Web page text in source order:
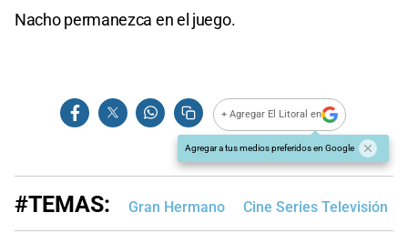
Nacho permanezca en el juego.
+ Agregar El Litoral en
Agregar a tus medios preferidos en Google
#TEMAS: Gran Hermano Cine Series Televisión